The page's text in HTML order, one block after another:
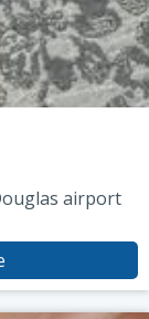
airport